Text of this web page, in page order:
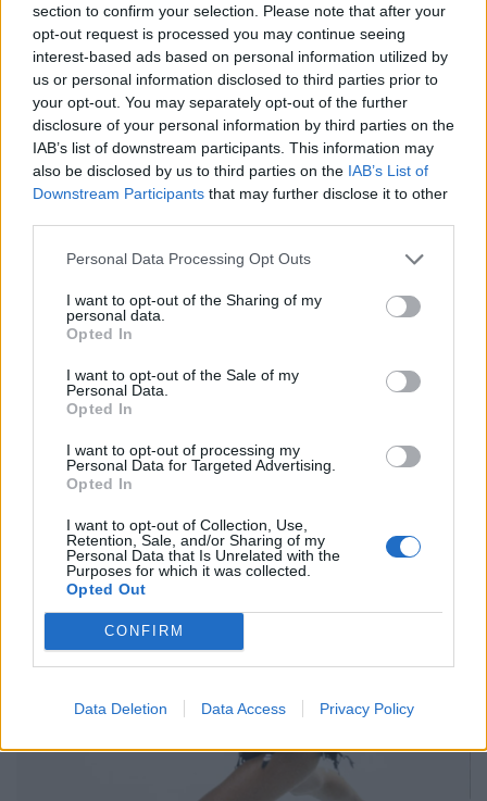
section to confirm your selection. Please note that after your
opt-out request is processed you may continue seeing
interest-based ads based on personal information utilized by
us or personal information disclosed to third parties prior to
your opt-out. You may separately opt-out of the further
disclosure of your personal information by third parties on the
IAB’s list of downstream participants. This information may
also be disclosed by us to third parties on the IAB’s List of
Downstream Participants that may further disclose it to other
Personal Data Processing Opt Outs
I want to opt-out of the Sharing of my
personal data.
Opted In
I want to opt-out of the Sale of my
Personal Data.
Opted In
I want to opt-out of processing my
Personal Data for Targeted Advertising.
Opted In
I want to opt-out of Collection, Use,
Retention, Sale, and/or Sharing of my
Personal Data that Is Unrelated with the
Purposes for which it was collected.
Opted Out
CONFIRM
Data Deletion Data Access Privacy Policy
Assistenti:Ian Tempest, Sara Cox
TMO:Stuart Terheege